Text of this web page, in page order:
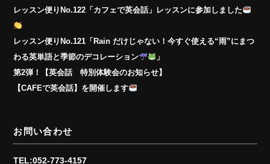
レッスン便りNo.122「カフェで英会話」レッスンに参加しました
レッスン便りNo.121「Rain だけじゃない！今すぐ使える“雨”にまつ
わる英単語と季節のデコレーション
」
第2弾！【英会話 特別体験会のお知らせ】
【CAFEで英会話】を開催します
お問い合わせ
TEL:052-773-4157